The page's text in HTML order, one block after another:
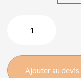
iPad
2017
Ajouter au devis